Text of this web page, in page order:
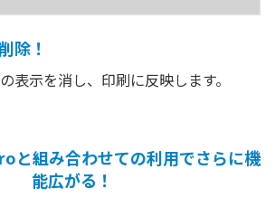
除！
表示を消し、印刷に反映します。
と組み合わせての利用でさらに機
能広がる！